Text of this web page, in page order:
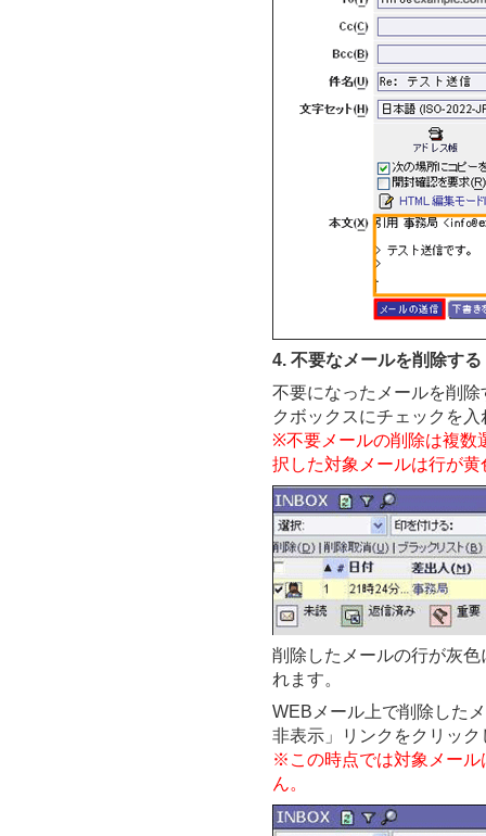
4. 不要なメールを削除する
不要になったメールを削
クボックスにチェックを
※不要メールの削除は複数
択した対象メールは行が黄
削除したメールの行が灰
れます。
WEBメール上で削除した
非表示」リンクをクリック
※この時点では対象メール
ん。